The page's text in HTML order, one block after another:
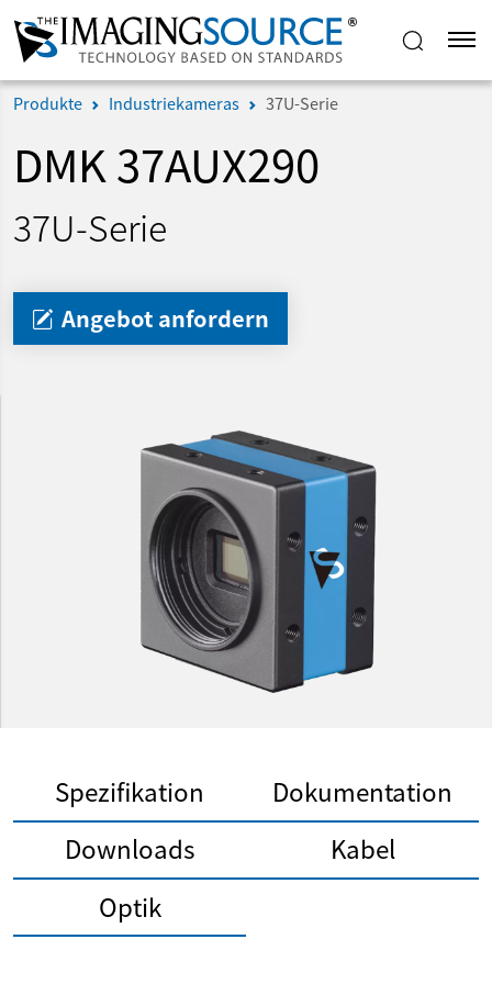
Produkte Industriekameras 37U-Serie
DMK 37AUX290
37U-Serie
Angebot anfordern
Spezifikation
Dokumentation
Downloads
Kabel
Optik